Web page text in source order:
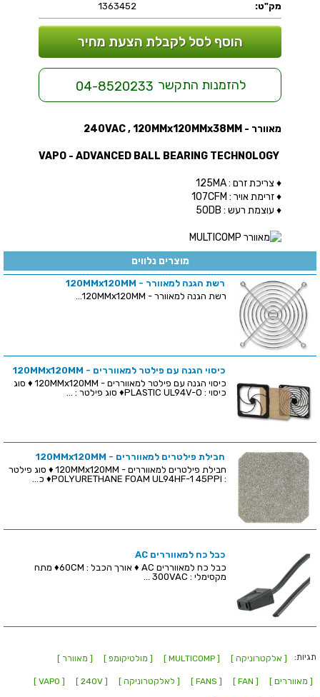
מק"ט: 1363452
הוסף לסל לקבלת הצעת מחיר
להזמנות התקשר 04-8520233
מאוורר - 240VAC , 120MMx120MMx38MM
♦ צריכת זרם : 125MA
♦ זרימת אויר : 107CFM
♦ עוצמת רעש : 50DB
מוצרים נלווים
רשת הגנה למאוורר - 120MMx120MM
רשת הגנה למאוורר - 120MMx120MM...
כיסוי הגנה עם פילטר למאווררים - 120MMx120MM
כיסוי הגנה עם פילטר למאווררים - 120MMx120MM ♦ סוג
כיסוי : PLASTIC UL94V-O♦ סוג פילטר : ...
חבילת פילטרים למאווררים - 120MMx120MM
חבילת פילטרים למאווררים - 120MMx120MM ♦ סוג פילטר
: POLYURETHANE FOAM UL94HF-1 45PPI♦ כ...
כבל כח למאווררים AC
כבל כח למאווררים AC ♦ אורך הכבל : 60CM♦ מתח
מקסימלי : 300VAC ...
תגיות: [ אלקטרוניקה ] [ MULTICOMP ] [ מולטיקומפ ] [ מאוורר ]
[ מאווררים ] [ FAN ]
[ FANS ] [ לאלקטרוניקה ] [ 240V ]
[ VAPO ]